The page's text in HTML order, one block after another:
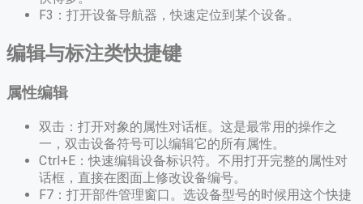
F3：打开设备导航器，快速定位到某个设备。
编辑与标注类快捷键
属性编辑
双击：打开对象的属性对话框。这是最常用的操作之
一，双击设备符号可以编辑它的所有属性。
Ctrl+E：快速编辑设备标识符。不用打开完整的属性对
话框，直接在图面上修改设备编号。
F7：打开部件管理窗口。选设备型号的时候用这个快捷